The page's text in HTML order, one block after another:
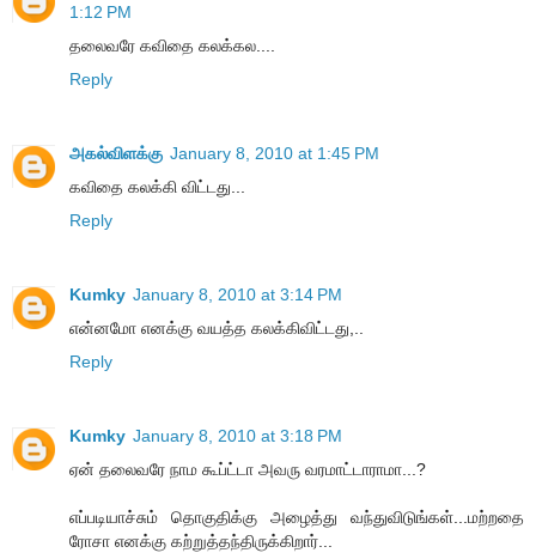
1:12 PM
தலைவரே கவிதை கலக்கல....
Reply
அகல்விளக்கு January 8, 2010 at 1:45 PM
கவிதை கலக்கி விட்டது...
Reply
Kumky January 8, 2010 at 3:14 PM
என்னமோ எனக்கு வயத்த கலக்கிவிட்டது,..
Reply
Kumky January 8, 2010 at 3:18 PM
ஏன் தலைவரே நாம கூப்ட்டா அவரு வரமாட்டாராமா...?
எப்படியாச்சும் தொகுதிக்கு அழைத்து வந்துவிடுங்கள்...மற்றதை
ரோசா எனக்கு கற்றுத்தந்திருக்கிறார்...